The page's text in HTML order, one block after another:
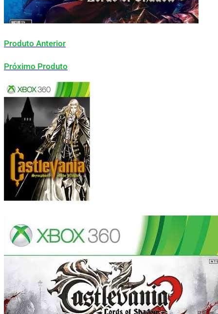
Produto Anterior
Próximo Produto